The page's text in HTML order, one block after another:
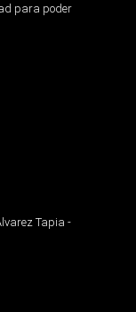
para poder
Tapia -